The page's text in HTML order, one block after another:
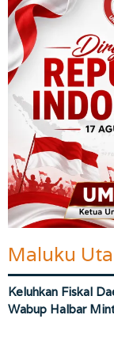
Maluku
Keluhkan Fiskal
Wabup Halbar